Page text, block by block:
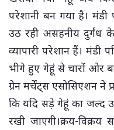
परेशानी बन गया है।
उठ रही असहनीय
व्यापारी परेशान हैं।
भीगे हुए गेहूं से चारों ओर
ग्रेन मर्चेंट्स एसोसिएशन ने
कि यदि सड़े गेहूं का जल्द
रखी जाएगी।क्रय-